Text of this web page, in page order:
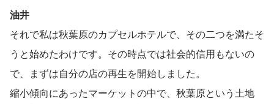
油井
それで私は秋葉原のカプセルホテルで、その二つを満たそ
うと始めたわけです。その時点では社会的信用もないの
で、まずは自分の店の再生を開始しました。
縮小傾向にあったマーケットの中で、秋葉原という土地